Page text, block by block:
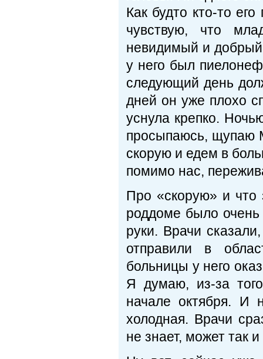
Как будто кто-то
чувствую, что
невидимый и
у него был
следующий день
дней он уже плохо
уснула крепко.
просыпаюсь, щупаю
скорую и едем в
помимо нас,
Про «скорую» и что
роддоме было
руки. Врачи
отправили в
больницы у него
Я думаю, из-за
начале октября. И
холодная. Врачи
не знает, может так